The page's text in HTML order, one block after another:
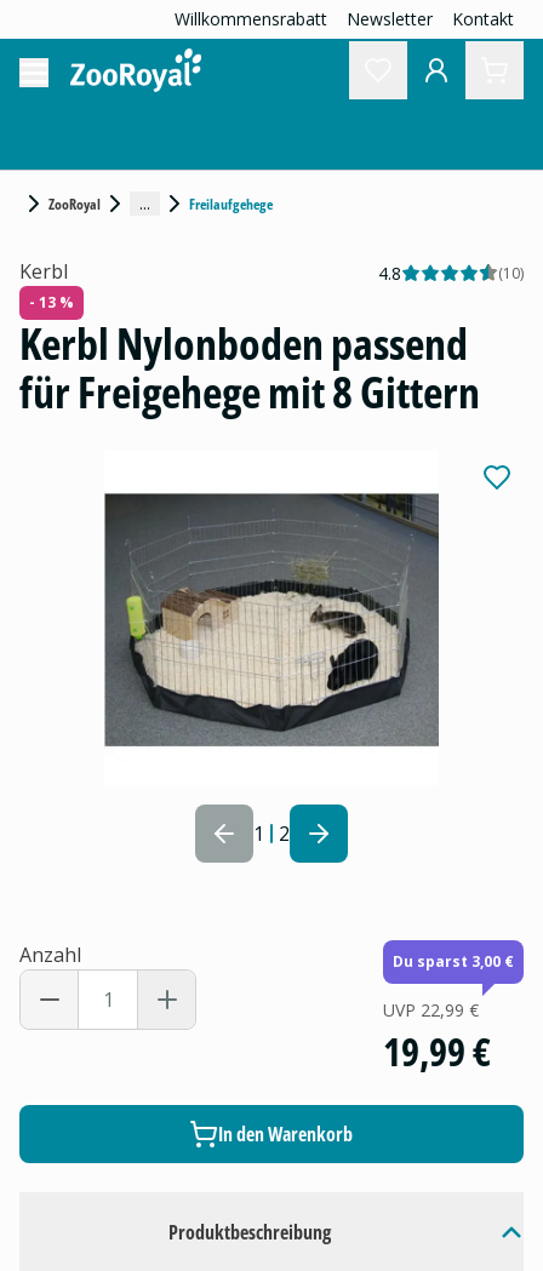
Willkommensrabatt Newsletter Kontakt
ZooRoyal ... Freilaufgehege
1 2
Produktbeschreibung
Kerbl 4.8 (10)
- 13 %
Kerbl Nylonboden passend
für Freigehege mit 8 Gittern
Anzahl Du sparst 3,00 €
UVP 22,99 €
19,99 €
In den Warenkorb